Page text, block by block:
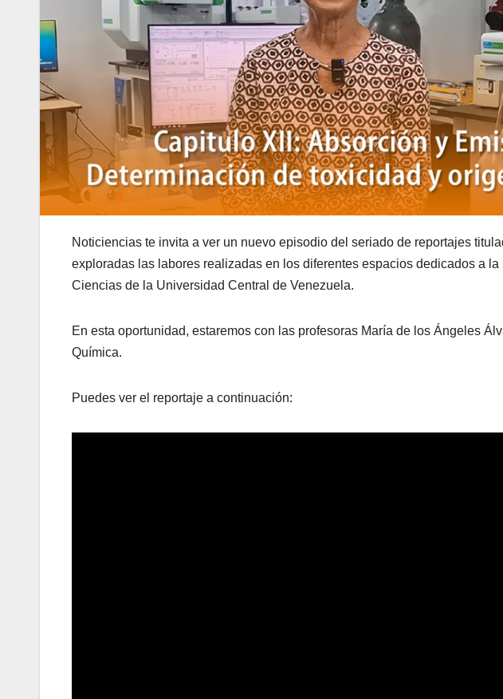
Noticiencias te invita a ver un nuevo episodio del seriado de reportajes
exploradas las labores realizadas en los diferentes espacios dedicados a
Ciencias de la Universidad Central de Venezuela.
En esta oportunidad, estaremos con las profesoras María de los Ángeles
Química.
Puedes ver el reportaje a continuación: